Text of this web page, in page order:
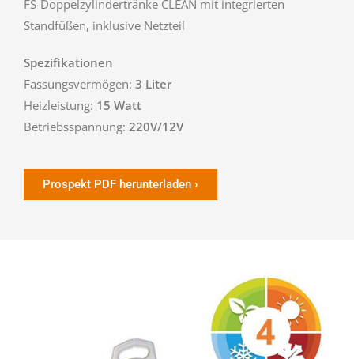
FS-Doppelzylindertränke CLEAN mit integrierten
Standfüßen, inklusive Netzteil
Spezifikationen
Fassungsvermögen: 3 Liter
Heizleistung: 15 Watt
Betriebsspannung: 220V/12V
Prospekt PDF herunterladen ›